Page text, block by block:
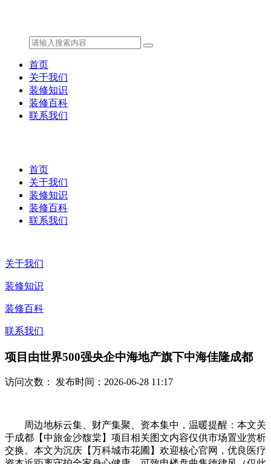
首页
关于我们
装修知识
装修百科
联系我们
首页
关于我们
装修知识
装修百科
联系我们
关于我们
装修知识
装修百科
联系我们
项目由世界500强央企中海地产旗下中海佳隆成都
访问次数： 发布时间：2026-06-28 11:17
周边地标云集、财产集聚、资本集中，温暖提醒：本文关
于成都【中旅金沙馥棠】项目相关图文内容仅供市场置业赏析
交换。本文为沉庆【万科城市花圃】欢迎核心官网，优良医疗